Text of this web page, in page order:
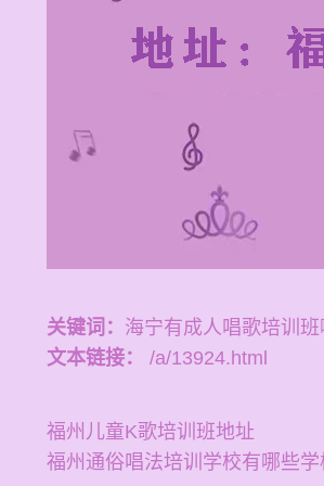
关键词： 海宁有成人唱歌培训班
文本链接：
/a/13924.html
福州儿童K歌培训班地址
福州通俗唱法培训学校有哪些学